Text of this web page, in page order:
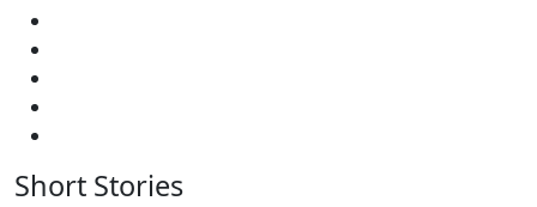
Short Stories